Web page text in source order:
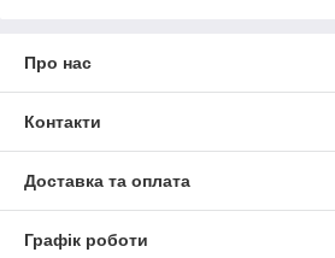
Про нас
Контакти
Доставка та оплата
Графік роботи